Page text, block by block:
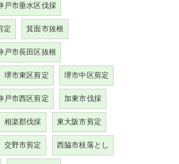
戸市垂水区伐採
定 箕面市抜根
戸市長田区抜根
堺市東区剪定 堺市中区剪定
戸市西区剪定 加東市伐採
相楽郡伐採 東大阪市剪定
交野市剪定 西脇市枝落とし